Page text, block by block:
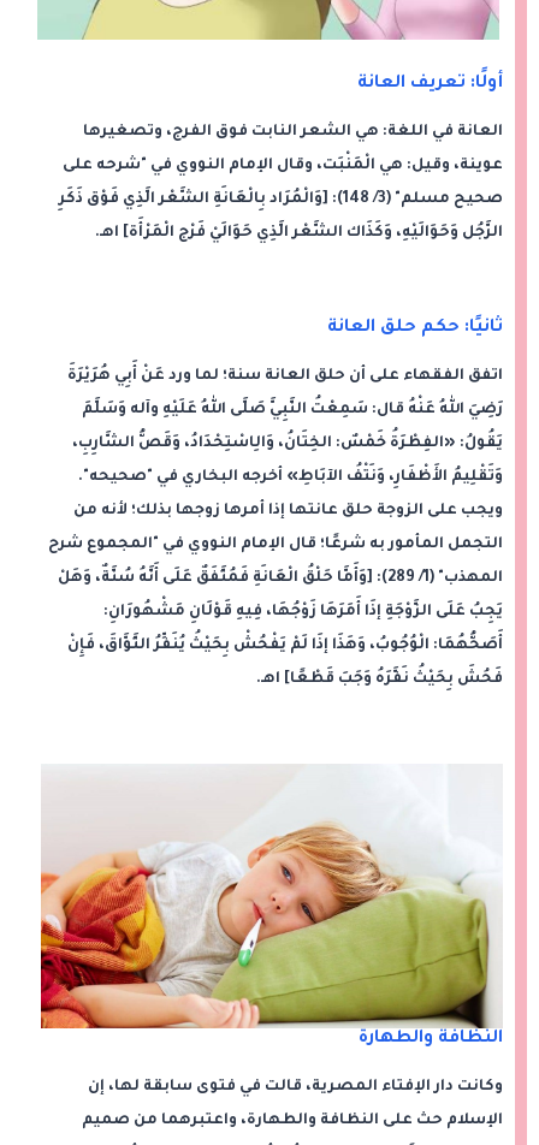
أولًا: تعريف العانة
العانة في اللغة: هي الشعر النابت فوق الفرج، وتصغيرها
عوينة، وقيل: هي الْمَنْبَت، وقال الإمام النووي في "شرحه على
صحيح مسلم" (3/ 148): [وَالْمُرَاد بِالْعَانَةِ الشَّعْر الَّذِي فَوْق ذَكَرِ
الرَّجُل وَحَوَالَيْهِ، وَكَذَاك الشَّعْر الَّذِي حَوَالَيْ فَرْج الْمَرْأَة] اهـ.
ثانيًا: حكم حلق العانة
اتفق الفقهاء على أن حلق العانة سنة؛ لما ورد عَنْ أَبِي هُرَيْرَةَ
رَضِيَ اللهُ عَنْهُ قال: سَمِعْتُ النَّبِيَّ صَلَّى اللهُ عَلَيْهِ وآله وَسَلَّمَ
يَقُولُ: «الفِطْرَةُ خَمْسٌ: الخِتَانُ، وَالِاسْتِحْدَادُ، وَقَصُّ الشَّارِبِ،
وَتَقْلِيمُ الأَظْفَارِ، وَنَتْفُ الآبَاطِ» أخرجه البخاري في "صحيحه".
ويجب على الزوجة حلق عانتها إذا أمرها زوجها بذلك؛ لأنه من
التجمل المأمور به شرعًا؛ قال الإمام النووي في "المجموع شرح
المهذب" (1/ 289): [وَأَمَّا حَلْقُ الْعَانَةِ فَمُتَّفَقٌ عَلَى أَنَّهُ سُنَّةٌ، وَهَلْ
يَجِبُ عَلَى الزَّوْجَةِ إذَا أَمَرَهَا زَوْجُهَا، فِيهِ قَوْلَانِ مَشْهُورَانِ:
أَصَحُّهُمَا: الْوُجُوبُ، وَهَذَا إذَا لَمْ يَفْحُشْ بِحَيْثُ يُنَفِّرُ التَّوَّاقَ، فَإِنْ
فَحُشَ بِحَيْثُ نَفَّرَهُ وَجَبَ قَطْعًا] اهـ.
النظافة والطهارة
وكانت دار الإفتاء المصرية، قالت في فتوى سابقة لها، إن
الإسلام حث على النظافة والطهارة، واعتبرهما من صميم